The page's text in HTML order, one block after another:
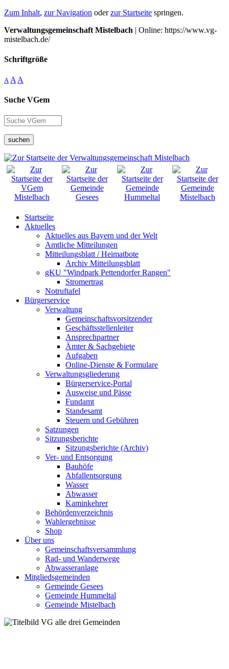
Zum Inhalt, zur Navigation oderzur Startseite springen.
Verwaltungsgemeinschaft Mistelbach | Online: https://www.vg-
mistelbach.de/
Schriftgröße
A A A
Suche VGem
suchen
Startseite
Aktuelles
Aktuelles aus Bayern und der Welt
Amtliche Mitteilungen
Mitteilungsblatt / Heimatbote
Archiv Mitteilungsblatt
gKU "Windpark Pettendorfer Rangen"
Stromertrag
Notruftafel
Bürgerservice
Verwaltung
Gemeinschaftsvorsitzender
Geschäftsstellenleiter
Ansprechpartner
Ämter & Sachgebiete
Aufgaben
Online-Dienste & Formulare
Verwaltungsgliederung
Bürgerservice-Portal
Ausweise und Pässe
Fundamt
Standesamt
Steuern und Gebühren
Satzungen
Sitzungsberichte
Sitzungsberichte (Archiv)
Ver- und Entsorgung
Bauhöfe
Abfallentsorgung
Wasser
Abwasser
Kaminkehrer
Behördenverzeichnis
Wahlergebnisse
Shop
Über uns
Gemeinschaftsversammlung
Rad- und Wanderwege
Abwasseranlage
Mitgliedsgemeinden
Gemeinde Gesees
Gemeinde Hummeltal
Gemeinde Mistelbach